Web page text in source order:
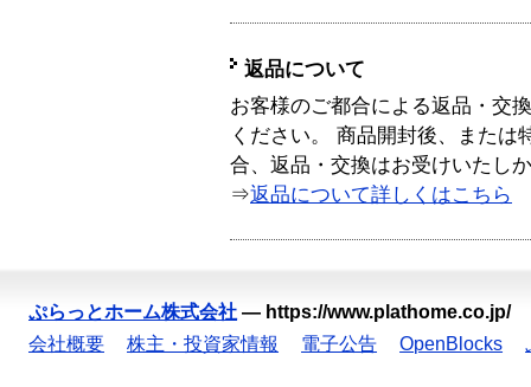
返品について
お客様のご都合による返品・交
ください。 商品開封後、または
合、返品・交換はお受けいたし
⇒返品について詳しくはこちら
ぷらっとホーム株式会社 — https://www.plathome.co.jp/
会社概要
株主・投資家情報 電子公告 OpenBlocks